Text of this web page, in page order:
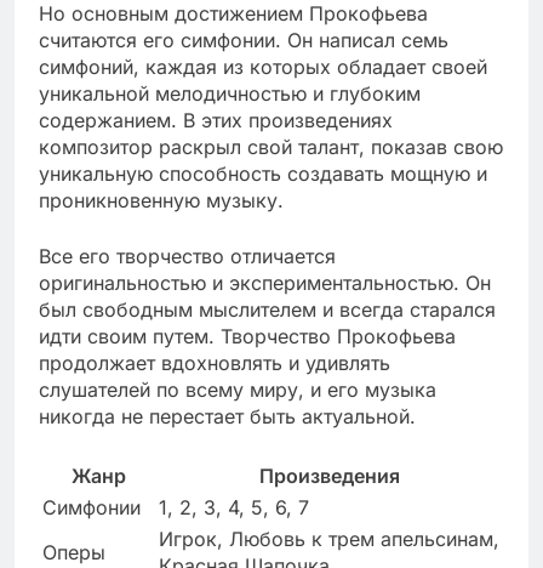
Но основным достижением Прокофьева
считаются его симфонии. Он написал семь
симфоний, каждая из которых обладает своей
уникальной мелодичностью и глубоким
содержанием. В этих произведениях
композитор раскрыл свой талант, показав свою
уникальную способность создавать мощную и
проникновенную музыку.
Все его творчество отличается
оригинальностью и экспериментальностью. Он
был свободным мыслителем и всегда старался
идти своим путем. Творчество Прокофьева
продолжает вдохновлять и удивлять
слушателей по всему миру, и его музыка
никогда не перестает быть актуальной.
Жанр
Произведения
Симфонии
1, 2, 3, 4, 5, 6, 7
Оперы
Игрок, Любовь к трем апельсинам,